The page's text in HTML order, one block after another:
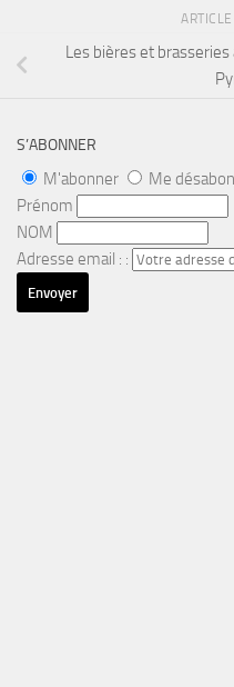
Les bières et
S’ABONNER
M'abonner
Me
Prénom
NOM
Adresse email : :